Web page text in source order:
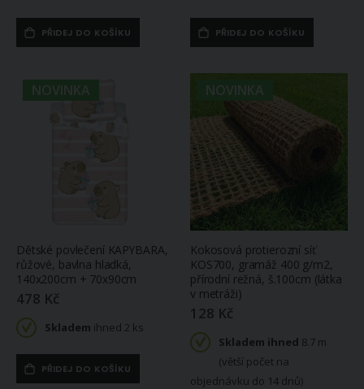
PŘIDEJ DO KOŠÍKU PŘIDEJ DO KOŠÍKU
NOVINKA
Dětské povlečení KAPYBARA,
růžové, bavlna hladká,
140x200cm + 70x90cm
478 Kč
Skladem ihned 2 ks
PŘIDEJ DO KOŠÍKU
NOVINKA
Kokosová protierozní síť
KOS700, gramáž 400 g/m2,
přírodní režná, š.100cm (látka
v metráži)
128 Kč
Skladem ihned 8.7 m
(větší počet na
objednávku do 14 dnů)